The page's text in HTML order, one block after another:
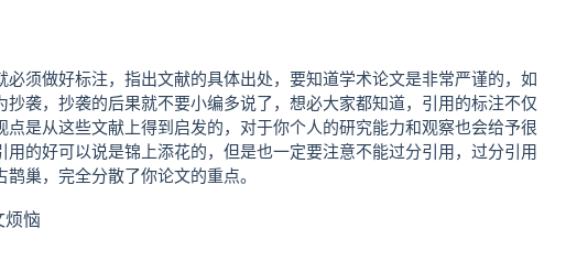
须做好标注，指出文献的具体出处，要知道学术论文是非常严谨的，如
袭，抄袭的后果就不要小编多说了，想必大家都知道，引用的标注不仅
是从这些文献上得到启发的，对于你个人的研究能力和观察也会给予很
的好可以说是锦上添花的，但是也一定要注意不能过分引用，过分引用
巢，完全分散了你论文的重点。
烦恼